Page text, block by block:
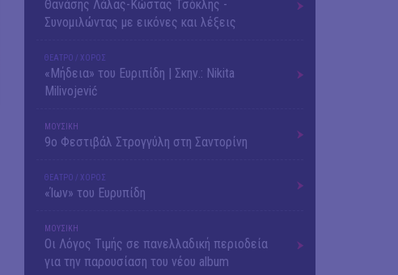
Θανάσης Λάλας-Κώστας Τσόκλης -
Συνομιλώντας με εικόνες και λέξεις
ΘΕΑΤΡΟ / ΧΟΡΟΣ
«Μήδεια» του Ευριπίδη | Σκην.: Nikita
Milivojević
ΜΟΥΣΙΚΗ
9o Φεστιβάλ Στρογγύλη στη Σαντορίνη
ΘΕΑΤΡΟ / ΧΟΡΟΣ
«Ίων» του Ευρυπίδη
ΜΟΥΣΙΚΗ
Οι Λόγος Τιμής σε πανελλαδική περιοδεία
για την παρουσίαση του νέου album